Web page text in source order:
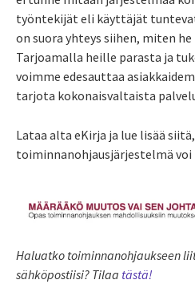
työntekijät eli käyttäjät
on suora yhteys siihen, miten
Tarjoamalla heille parasta ja
voimme edesauttaa
tarjota kokonaisvaltaista
Lataa alta eKirja ja lue lisää
toiminnanohjausjärjestelmä
Haluatko toiminnanohjaukseen
sähköpostiisi? Tilaa tästä!